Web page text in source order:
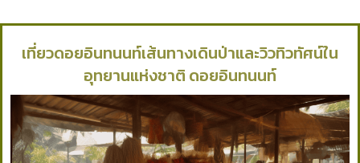
เที่ยวดอยอินทนนท์เส้นทางเดินป่าและวิวทิวทัศน์ใน
อุทยานแห่งชาติ ดอยอินทนนท์